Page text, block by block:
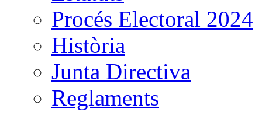
Procés Electoral 2024
Història
Junta Directiva
Reglaments